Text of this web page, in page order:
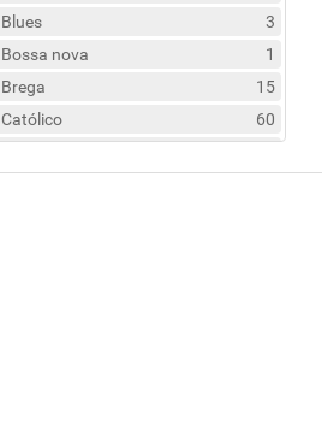
Blues
3
Bossa nova
1
Brega
15
Católico
60